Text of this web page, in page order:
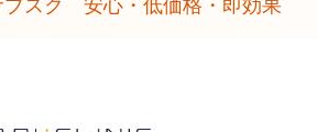
ブスク 安心・低価格・即効果